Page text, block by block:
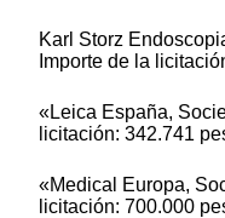
Karl Storz
Importe de la
«Leica España,
licitación: 342.741
«Medical Europa,
licitación: 700.000